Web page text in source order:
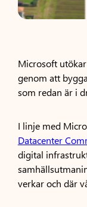
Microsoft
genom att
som redan är i
I linje med
Datacenter
digital
verkar och där